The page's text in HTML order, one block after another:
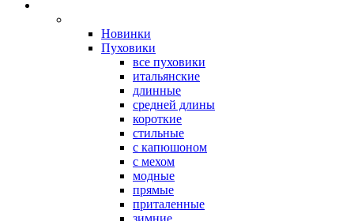
Новинки
Пуховики
все пуховики
итальянские
длинные
средней длины
короткие
стильные
с капюшоном
с мехом
модные
прямые
приталенные
зимние